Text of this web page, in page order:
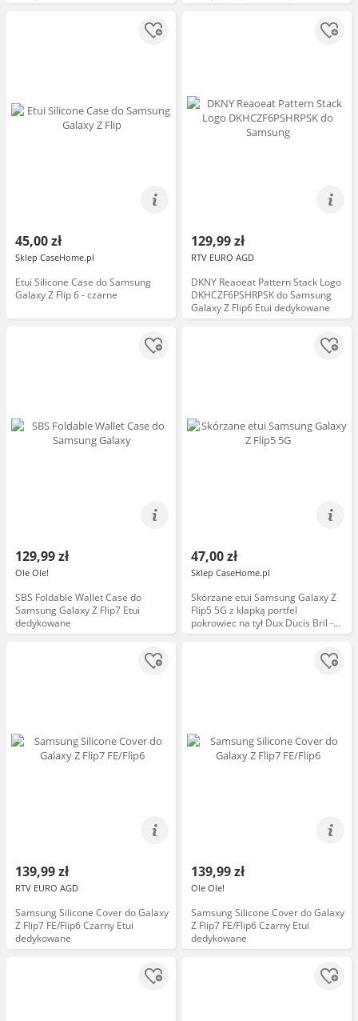
45,00 zł
Sklep CaseHome.pl
Etui Silicone Case do Samsung
Galaxy Z Flip 6 - czarne
129,99 zł
RTV EURO AGD
DKNY Reaoeat Pattern Stack Logo
DKHCZF6PSHRPSK do Samsung
Galaxy Z Flip6 Etui dedykowane
129,99 zł
Ole Ole!
SBS Foldable Wallet Case do
Samsung Galaxy Z Flip7 Etui
dedykowane
47,00 zł
Sklep CaseHome.pl
Skórzane etui Samsung Galaxy Z
Flip5 5G z klapką portfel
pokrowiec na tył Dux Ducis Bril -
różowe
139,99 zł
RTV EURO AGD
Samsung Silicone Cover do Galaxy
Z Flip7 FE/Flip6 Czarny Etui
dedykowane
139,99 zł
Ole Ole!
Samsung Silicone Cover do Galaxy
Z Flip7 FE/Flip6 Czarny Etui
dedykowane